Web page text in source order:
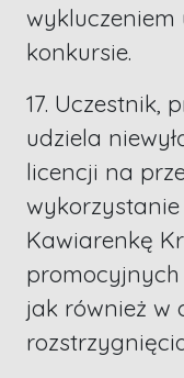
wykluczeniem
konkursie.
17. Uczestnik,
udziela
licencji na
Kawiarenkę
jak również w